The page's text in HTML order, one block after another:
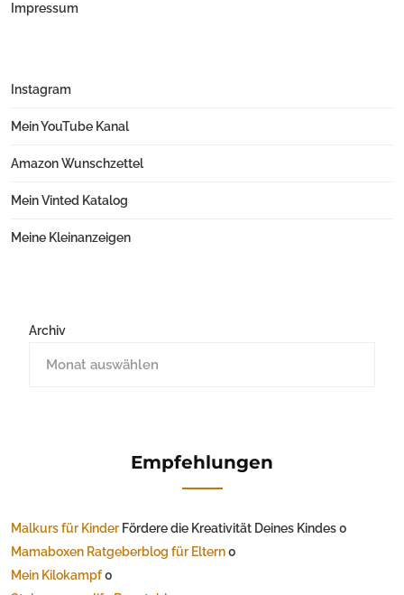
Impressum
Instagram
Mein YouTube Kanal
Amazon Wunschzettel
Mein Vinted Katalog
Meine Kleinanzeigen
Archiv
Empfehlungen
Malkurs für Kinder Fördere die Kreativität Deines Kindes 0
Mamaboxen Ratgeberblog für Eltern0
Mein Kilokampf0